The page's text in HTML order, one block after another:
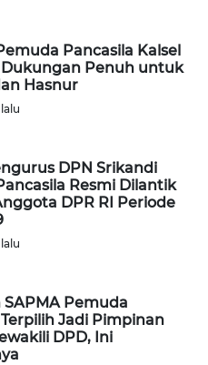
Pancasila Kalsel
Dukungan Penuh untuk
Hasnur
DPN Srikandi
Resmi Dilantik
DPR RI Periode
Pemuda
Jadi Pimpinan
DPD, Ini